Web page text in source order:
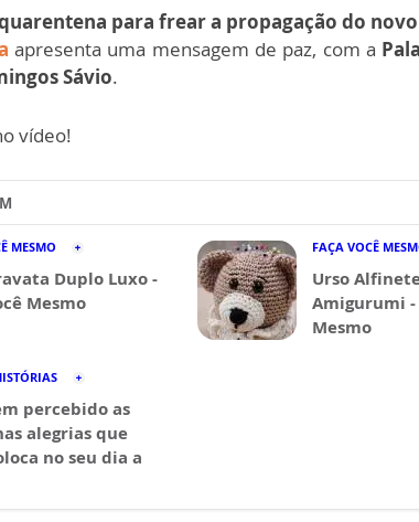
para frear a propagação do
apresenta uma mensagem de paz, com a
Sávio.
vídeo!
MESMO
Duplo Luxo -
Mesmo
FAÇA VOCÊ
Urso
Amigurumi -
Mesmo
percebido as
alegrias que
no seu dia a